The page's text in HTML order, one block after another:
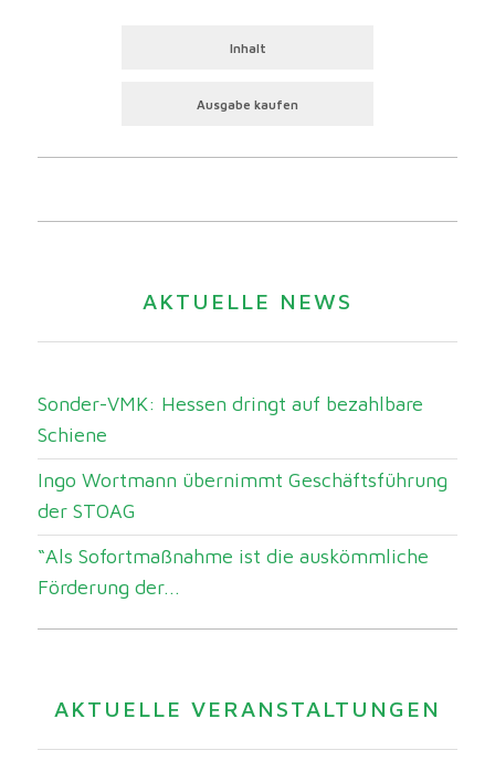
Inhalt
Ausgabe kaufen
AKTUELLE NEWS
Sonder-VMK: Hessen dringt auf bezahlbare
Schiene
Ingo Wortmann übernimmt Geschäftsführung
der STOAG
“Als Sofortmaßnahme ist die auskömmliche
Förderung der...
AKTUELLE VERANSTALTUNGEN